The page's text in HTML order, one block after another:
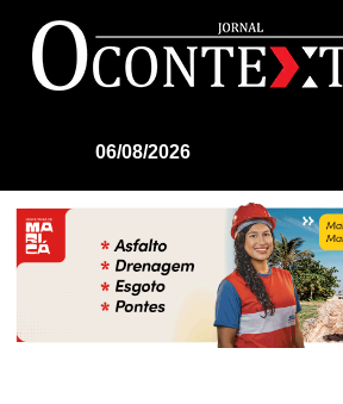
06/08/2026